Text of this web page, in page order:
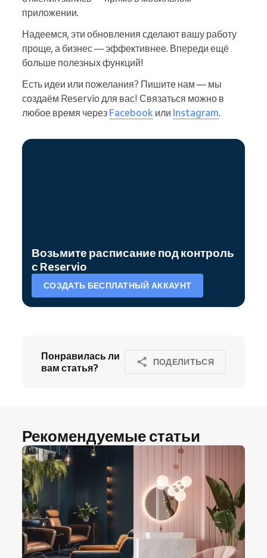
приложении.
Надеемся, эти обновления сделают вашу работу
проще, а бизнес — эффективнее. Впереди ещё
больше полезных функций!
Есть идеи или пожелания? Пишите нам — мы
создаём Reservio для вас! Связаться можно в
любое время через Facebook или Instagram.
Возьмите расписание под контроль
с Reservio
СОЗДАТЬ БЕСПЛАТНЫЙ АККАУНТ
Понравилась ли
вам статья?
ПОДЕЛИТЬСЯ
Рекомендуемые статьи